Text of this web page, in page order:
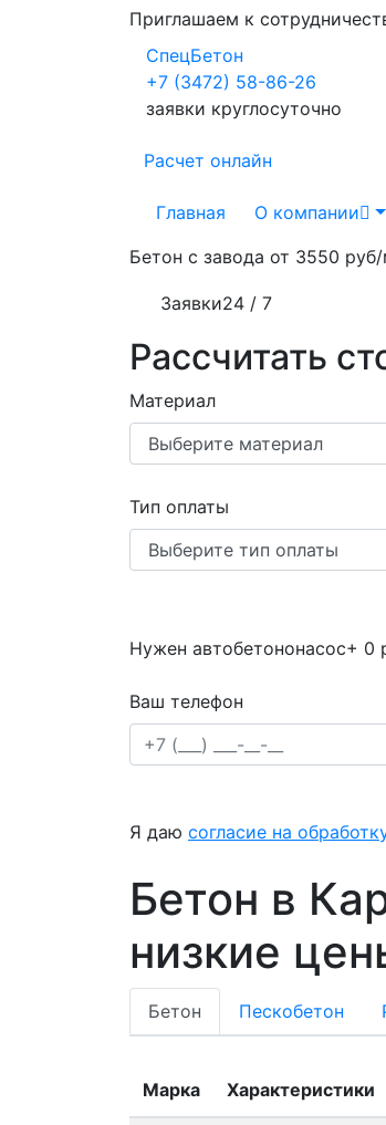
Приглашаем к
СпецБетон
+7 (3472) 58-86-26
заявки круглосуточно
Расчет онлайн
Главная О компании
Бетон с завода от 3550
Заявки24 / 7
Рассчитать
Материал
Тип оплаты
Нужен автобетононасос+ 0
Ваш телефон
Я даю согласие на
Бетон в
низкие
Бетон Пескобетон
Марка Характеристики